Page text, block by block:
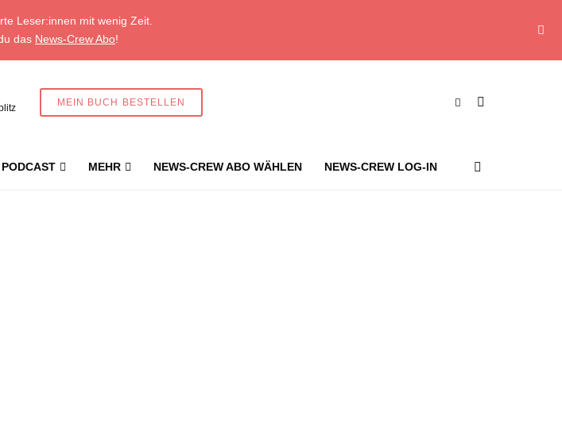
Leser:innen mit wenig Zeit.
das News-Crew Abo!
MEIN BUCH BESTELLEN
PODCAST MEHR NEWS-CREW ABO WÄHLEN NEWS-CREW LOG-IN